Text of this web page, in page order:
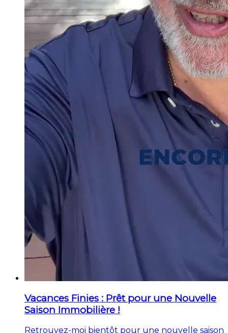
Vacances Finies : Prêt pour une Nouvelle
Saison Immobilière !
Retrouvez-moi bientôt pour une nouvelle saison